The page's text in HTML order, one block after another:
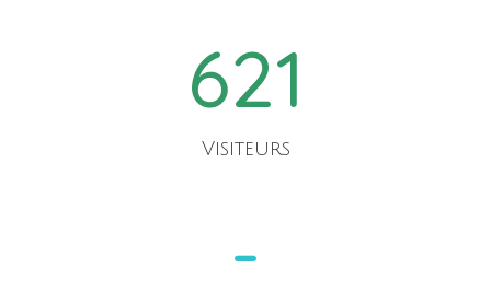
621
Visiteurs
-